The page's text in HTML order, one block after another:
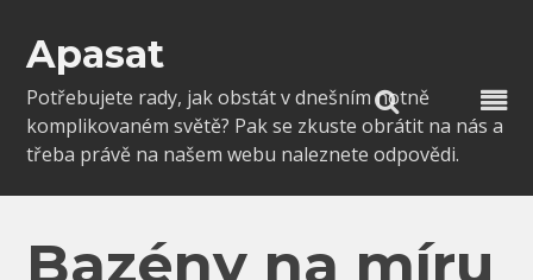
content
Apasat
Potřebujete rady, jak obstát v dnešním notně
komplikovaném světě? Pak se zkuste obrátit na nás a
třeba právě na našem webu naleznete odpovědi.
Bazény na míru